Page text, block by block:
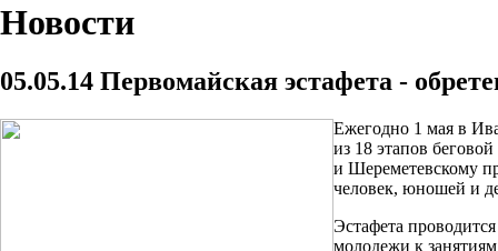
Новости
05.05.14 Первомайская эстафета -
Ежегодно 1 мая в
из 18 этапов
и Шереметевскому
человек, юношей и
Эстафета
молодежи к